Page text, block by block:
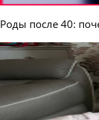
Роды после 40: